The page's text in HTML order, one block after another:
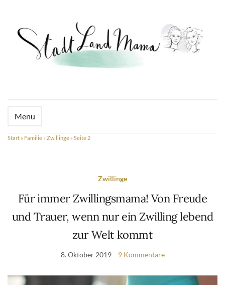
Menu
Start » Familie » Zwillinge » Seite 2
Zwillinge
Für immer Zwillingsmama! Von Freude
und Trauer, wenn nur ein Zwilling lebend
zur Welt kommt
8. Oktober 2019 9 Kommentare